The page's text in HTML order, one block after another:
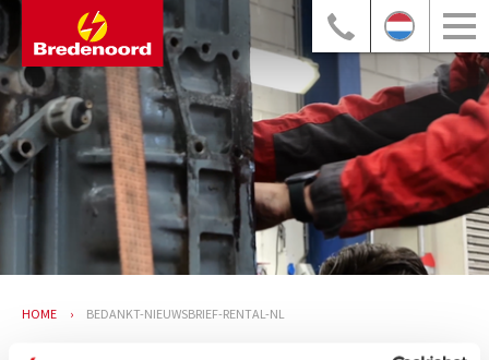
HOME BEDANKT-NIEUWSBRIEF-RENTAL-NL